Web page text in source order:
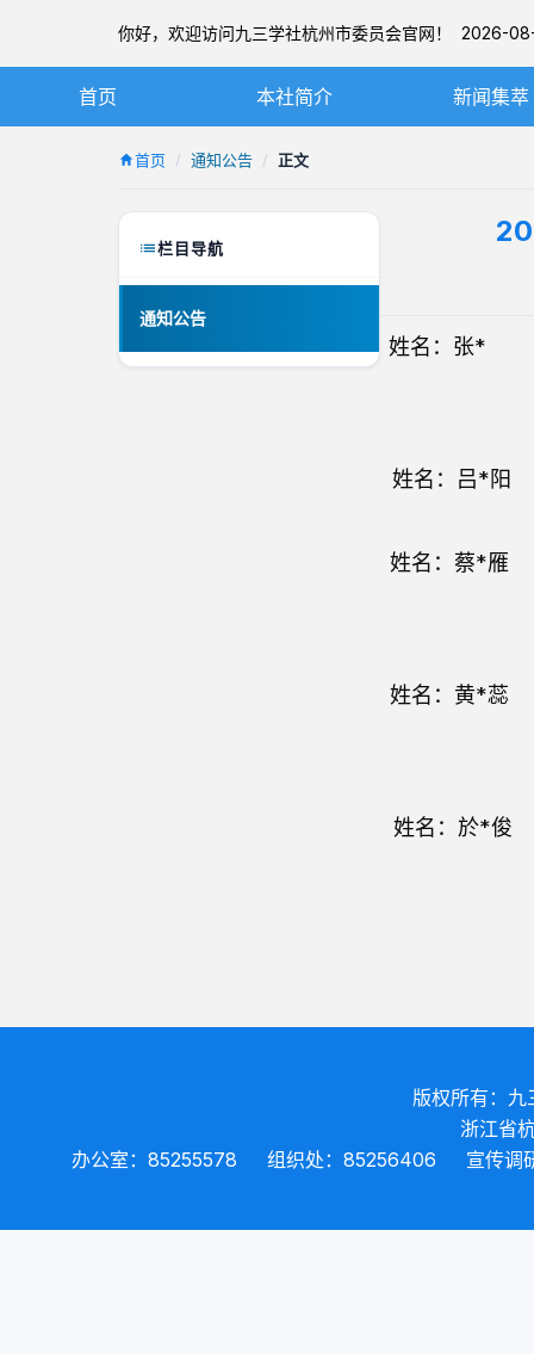
你好，欢迎访问九三学社杭州市委员会官网！ 2026-
首页 本社简介
九三学社简介
新闻集萃
图片新闻
首页 通知公告 正文
栏目导航
通知公告
姓名：张*
姓名： 吕*
姓名： 蔡*
姓名： 黄*
姓名： 於*
版权所有：九
浙江省
办公室：85255578
组织处：85256406 宣传调